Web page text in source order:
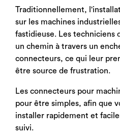
Traditionnellement,
sur les machines
fastidieuse. Les techniciens
un chemin à travers un
connecteurs, ce qui leur
être source de frustration.
Les connecteurs pour
pour être simples, afin que
installer rapidement et
suivi.